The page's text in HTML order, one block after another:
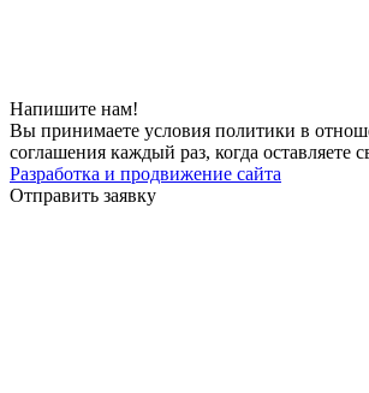
Напишите нам!
Вы принимаете условия политики в
соглашения каждый раз, когда
Разработка и продвижение сайта
Отправить заявку